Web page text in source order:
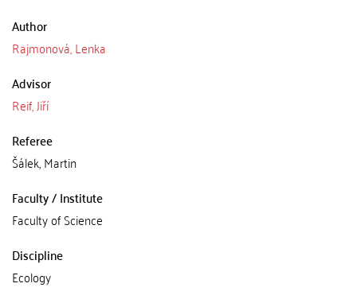
Author
Rajmonová, Lenka
Advisor
Reif, Jiří
Referee
Šálek, Martin
Faculty / Institute
Faculty of Science
Discipline
Ecology